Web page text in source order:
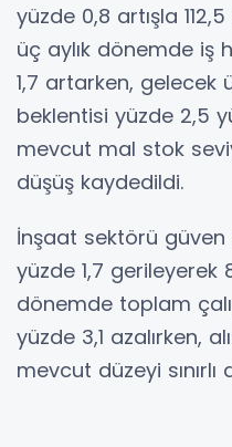
yüzde 0,8 artışla
üç aylık dönemde iş
1,7 artarken, gelecek
beklentisi yüzde 2,5
mevcut mal stok
düşüş kaydedildi.
İnşaat sektörü güven
yüzde 1,7 gerileyerek
dönemde toplam
yüzde 3,1 azalırken,
mevcut düzeyi